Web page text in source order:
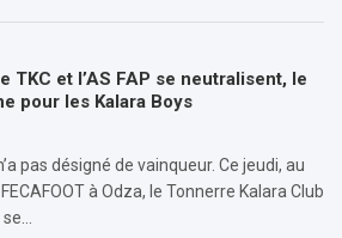
TKC et l’AS FAP se neutralisent, le
pour les Kalara Boys
pas désigné de vainqueur. Ce jeudi, au
à Odza, le Tonnerre Kalara Club
se…